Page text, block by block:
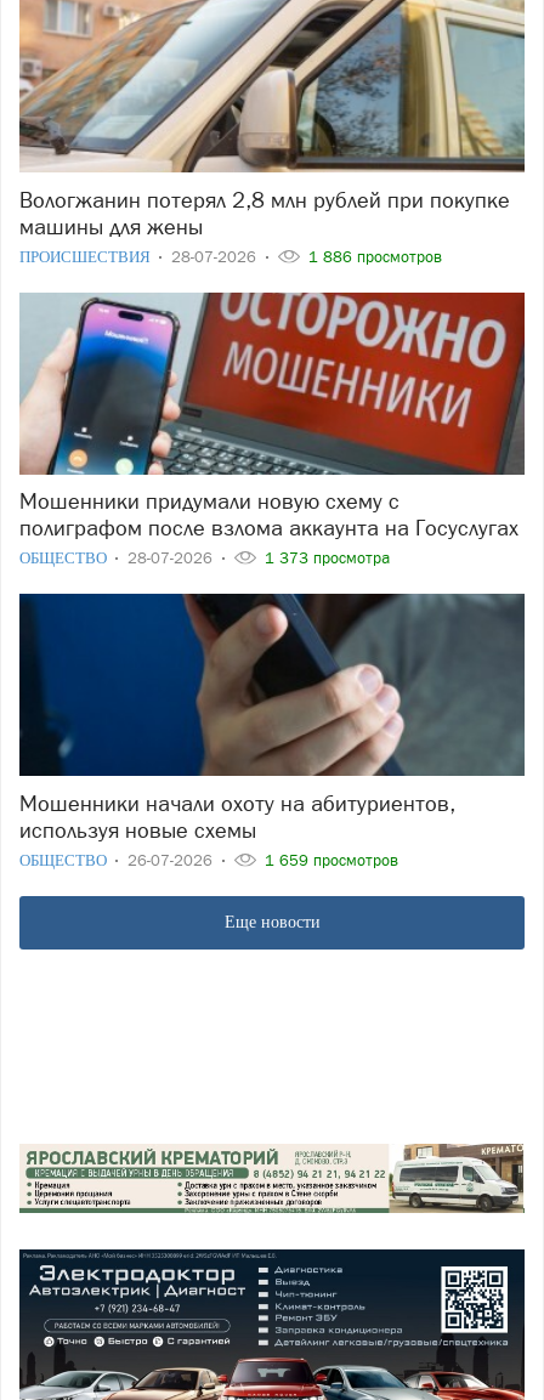
Вологжанин потерял 2,8 млн рублей при покупке
машины для жены
ПРОИСШЕСТВИЯ 28-07-2026 1 886 просмотров
Мошенники придумали новую схему с
полиграфом после взлома аккаунта на Госуслугах
ОБЩЕСТВО 28-07-2026 1 373 просмотра
Мошенники начали охоту на абитуриентов,
используя новые схемы
ОБЩЕСТВО 26-07-2026 1 659 просмотров
Еще новости